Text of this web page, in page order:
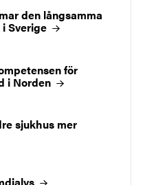
den långsamma
iSverige
för
i Norden
sjukhus mer